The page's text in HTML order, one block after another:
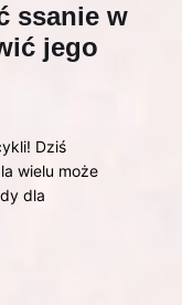
ssanie w
jego
Dziś
wielu może
dla